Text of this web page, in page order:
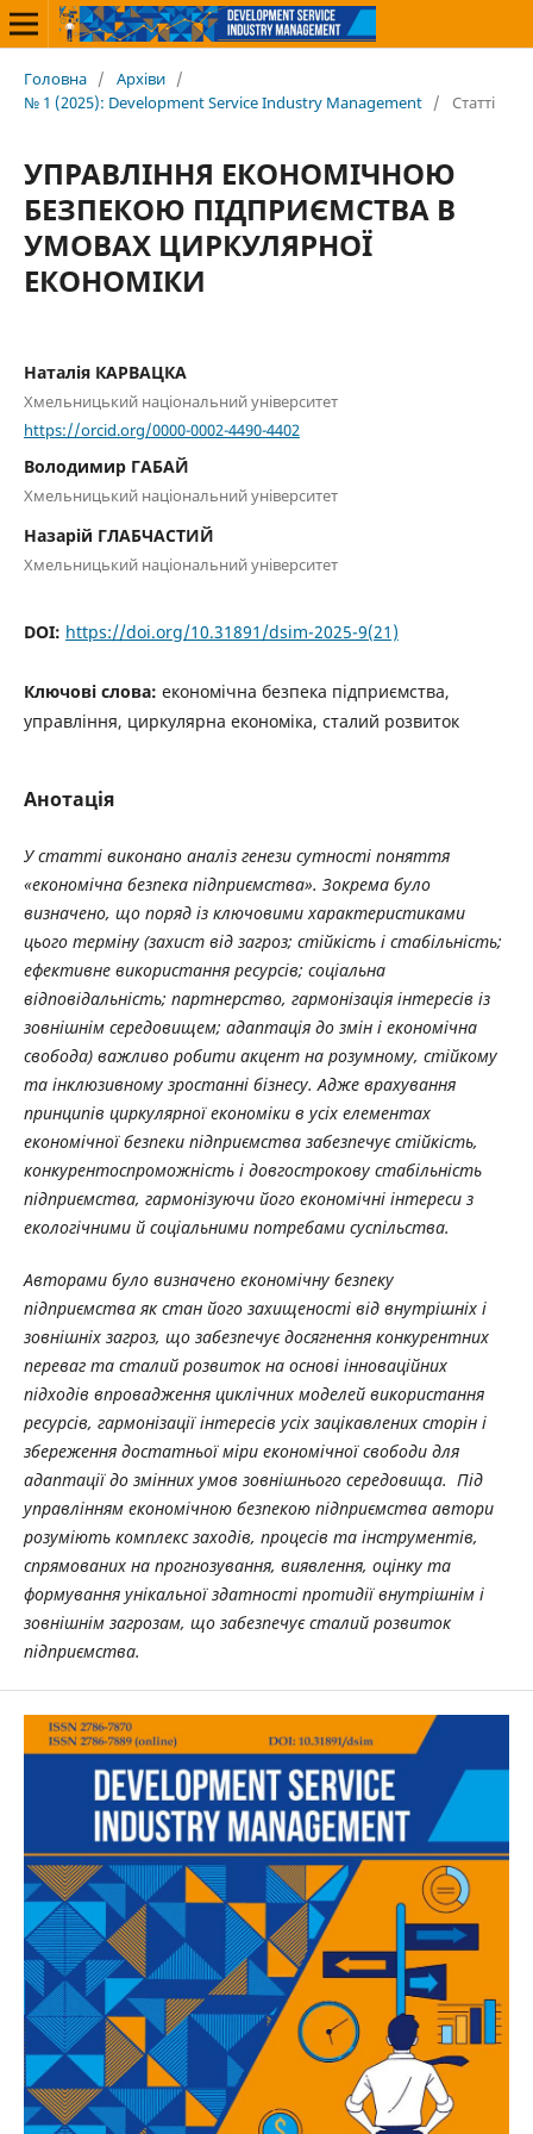
Головна / Архіви /
№ 1 (2025): Development Service Industry Management / Статті
УПРАВЛІННЯ ЕКОНОМІЧНОЮ
БЕЗПЕКОЮ ПІДПРИЄМСТВА В
УМОВАХ ЦИРКУЛЯРНОЇ
ЕКОНОМІКИ
Наталія КАРВАЦКА
Хмельницький національний університет
https://orcid.org/0000-0002-4490-4402
Володимир ГАБАЙ
Хмельницький національний університет
Назарій ГЛАБЧАСТИЙ
Хмельницький національний університет
DOI: https://doi.org/10.31891/dsim-2025-9(21)
Ключові слова: економічна безпека підприємства,
управління, циркулярна економіка, сталий розвиток
Анотація
У статті виконано аналіз генези сутності поняття
«економічна безпека підприємства». Зокрема було
визначено, що поряд із ключовими характеристиками
цього терміну (захист від загроз; стійкість і стабільність;
ефективне використання ресурсів; соціальна
відповідальність; партнерство, гармонізація інтересів із
зовнішнім середовищем; адаптація до змін і економічна
свобода) важливо робити акцент на розумному, стійкому
та інклюзивному зростанні бізнесу. Адже врахування
принципів циркулярної економіки в усіх елементах
економічної безпеки підприємства забезпечує стійкість,
конкурентоспроможність і довгострокову стабільність
підприємства, гармонізуючи його економічні інтереси з
екологічними й соціальними потребами суспільства.
Авторами було визначено економічну безпеку
підприємства як стан його захищеності від внутрішніх і
зовнішніх загроз, що забезпечує досягнення конкурентних
переваг та сталий розвиток на основі інноваційних
підходів впровадження циклічних моделей використання
ресурсів, гармонізації інтересів усіх зацікавлених сторін і
збереження достатньої міри економічної свободи для
адаптації до змінних умов зовнішнього середовища. Під
управлінням економічною безпекою підприємства автори
розуміють комплекс заходів, процесів та інструментів,
спрямованих на прогнозування, виявлення, оцінку та
формування унікальної здатності протидії внутрішнім і
зовнішнім загрозам, що забезпечує сталий розвиток
підприємства.